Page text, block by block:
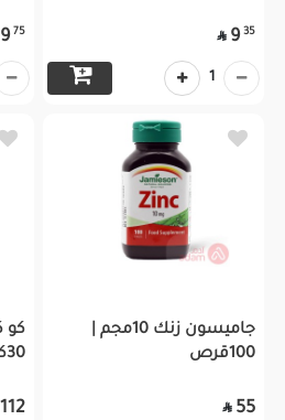
35
9

1
75
9
جاميسون زنك 10مجم |
100قرص
55

30كبسول
112